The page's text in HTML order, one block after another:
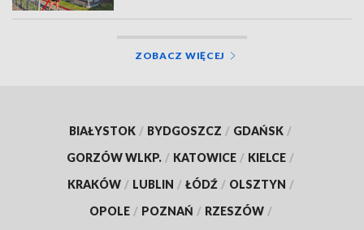
ZOBACZ WIĘCEJ
BIAŁYSTOK / BYDGOSZCZ / GDAŃSK /
GORZÓW WLKP. / KATOWICE / KIELCE /
KRAKÓW / LUBLIN / ŁÓDŹ / OLSZTYN /
OPOLE / POZNAŃ / RZESZÓW /